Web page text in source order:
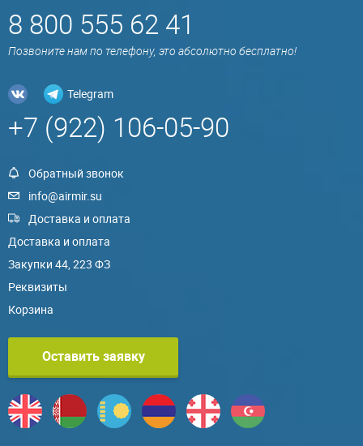
8 800 555 62 41
Позвоните нам по телефону, это абсолютно бесплатно!
Telegram
+7 (922) 106-05-90
Обратный звонок
info@airmir.su
Доставка и оплата
Доставка и оплата
Закупки 44, 223 ФЗ
Реквизиты
Корзина
Оставить заявку